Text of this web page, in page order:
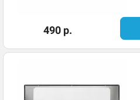
490 р.